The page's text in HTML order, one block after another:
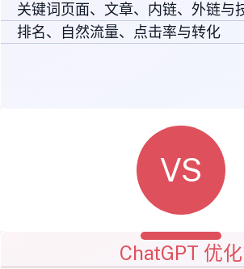
关键词页面、文章、内链、外链与
排名、自然流量、点击率与转化
VS
ChatGPT 优化